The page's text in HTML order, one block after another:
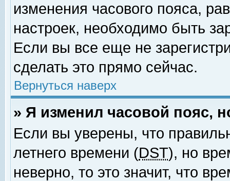
изменения часового пояса,
настроек, необходимо быть
Если вы все еще не
сделать это прямо сейчас.
Вернуться наверх
» Я изменил часовой пояс,
Если вы уверены, что
летнего времени (DST), но
неверно, то это значит, что